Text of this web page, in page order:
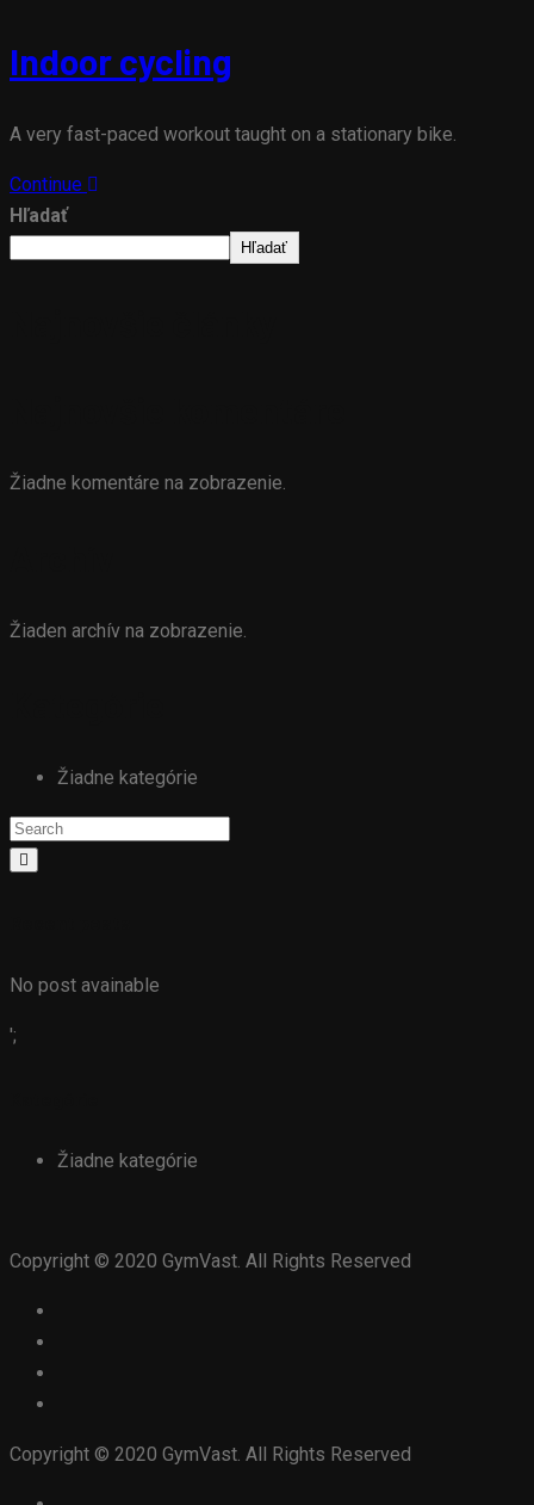
Indoor cycling
A very fast-paced workout taught on a stationary bike.
Continue
Hľadať
Hľadať
Žiadne komentáre na zobrazenie.
Žiaden archív na zobrazenie.
Žiadne kategórie
No post avainable
';
Žiadne kategórie
Copyright © 2020 GymVast. All Rights Reserved
Copyright © 2020 GymVast. All Rights Reserved